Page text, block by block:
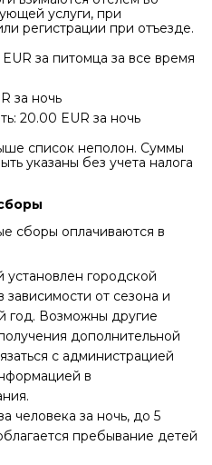
услуги, при
регистрации при отъезде.
за питомца за все время
за ночь
20.00 EUR за ночь
список неполон. Суммы
указаны без учета налога
сборы оплачиваются в
городской
зависимости от сезона и
год. Возможны другие
дополнительной
с администрацией
в
человека за ночь, до 5
пребывание детей